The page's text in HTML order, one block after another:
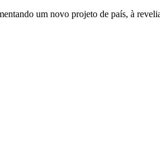
um novo projeto de país, à